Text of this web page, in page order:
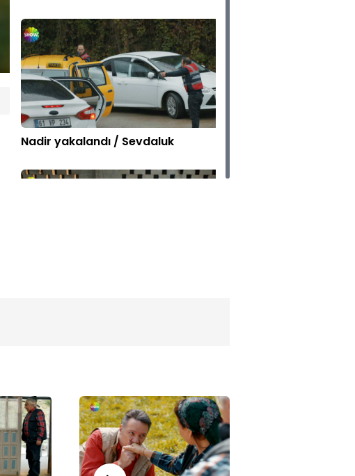
Nadir yakalandı / Sevdaluk
Adalet özür diledi / Sevdaluk